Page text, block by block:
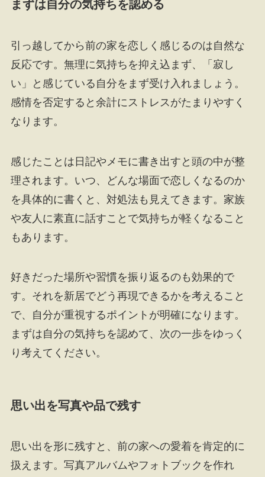
まずは自分の気持ちを認める
引っ越してから前の家を恋しく感じるのは自然な
反応です。無理に気持ちを抑え込まず、「寂し
い」と感じている自分をまず受け入れましょう。
感情を否定すると余計にストレスがたまりやすく
なります。
感じたことは日記やメモに書き出すと頭の中が整
理されます。いつ、どんな場面で恋しくなるのか
を具体的に書くと、対処法も見えてきます。家族
や友人に素直に話すことで気持ちが軽くなること
もあります。
好きだった場所や習慣を振り返るのも効果的で
す。それを新居でどう再現できるかを考えること
で、自分が重視するポイントが明確になります。
まずは自分の気持ちを認めて、次の一歩をゆっく
り考えてください。
思い出を写真や品で残す
思い出を形に残すと、前の家への愛着を肯定的に
扱えます。写真アルバムやフォトブックを作れ